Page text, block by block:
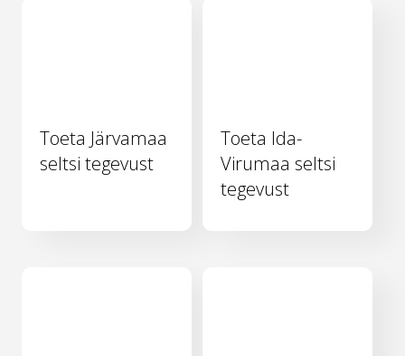
Toeta Järvamaa
seltsi tegevust
Toeta Ida-
Virumaa seltsi
tegevust